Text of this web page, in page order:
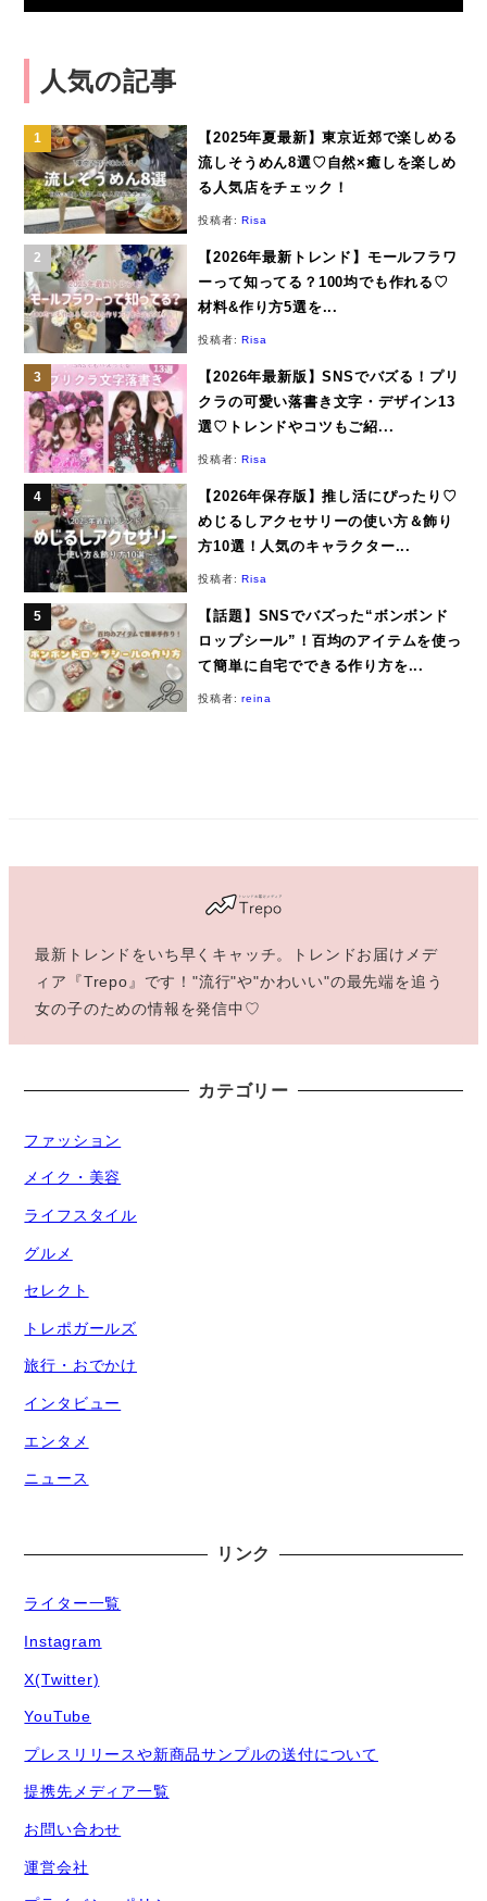
人気の記事
【2025年夏最新】東京近郊で楽しめる
流しそうめん8選♡自然×癒しを楽しめ
る人気店をチェック！
投稿者:Risa
【2026年最新トレンド】モールフラワ
ーって知ってる？100均でも作れる♡
材料&作り方5選を...
投稿者:Risa
【2026年最新版】SNSでバズる！プリ
クラの可愛い落書き文字・デザイン13
選♡トレンドやコツもご紹...
投稿者:Risa
【2026年保存版】推し活にぴったり♡
めじるしアクセサリーの使い方＆飾り
方10選！人気のキャラクター...
投稿者:Risa
【話題】SNSでバズった“ボンボンド
ロップシール”！百均のアイテムを使っ
て簡単に自宅でできる作り方を...
投稿者:reina
最新トレンドをいち早くキャッチ。トレンドお届けメデ
ィア『Trepo』です！"流行"や"かわいい"の最先端を追う
女の子のための情報を発信中♡
カテゴリー
ファッション
メイク・美容
ライフスタイル
グルメ
セレクト
トレポガールズ
旅行・おでかけ
インタビュー
エンタメ
ニュース
リンク
ライター一覧
Instagram
X(Twitter)
YouTube
プレスリリースや新商品サンプルの送付について
提携先メディア一覧
お問い合わせ
運営会社